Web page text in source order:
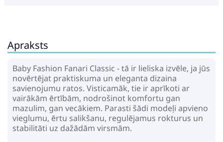
Apraksts
Baby Fashion Fanari Classic - tā ir lieliska izvēle, ja jūs
novērtējat praktiskuma un eleganta dizaina
savienojumu ratos. Visticamāk, tie ir aprīkoti ar
vairākām ērtībām, nodrošinot komfortu gan
mazulim, gan vecākiem. Parasti šādi modeļi apvieno
vieglumu, ērtu salikšanu, regulējamus rokturus un
stabilitāti uz dažādām virsmām.